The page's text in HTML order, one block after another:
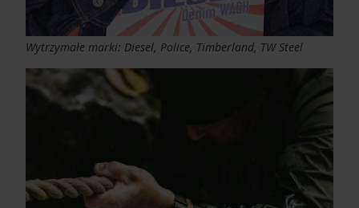
Wytrzymałe marki: Diesel, Police, Timberland, TW Steel